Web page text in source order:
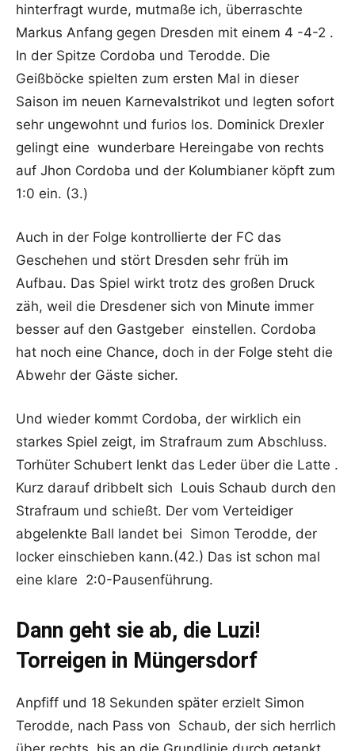
hinterfragt wurde, mutmaße ich, überraschte
Markus Anfang gegen Dresden mit einem 4 -4-2 .
In der Spitze Cordoba und Terodde. Die
Geißböcke spielten zum ersten Mal in dieser
Saison im neuen Karnevalstrikot und legten sofort
sehr ungewohnt und furios los. Dominick Drexler
gelingt eine wunderbare Hereingabe von rechts
auf Jhon Cordoba und der Kolumbianer köpft zum
1:0 ein. (3.)
Auch in der Folge kontrollierte der FC das
Geschehen und stört Dresden sehr früh im
Aufbau. Das Spiel wirkt trotz des großen Druck
zäh, weil die Dresdener sich von Minute immer
besser auf den Gastgeber einstellen. Cordoba
hat noch eine Chance, doch in der Folge steht die
Abwehr der Gäste sicher.
Und wieder kommt Cordoba, der wirklich ein
starkes Spiel zeigt, im Strafraum zum Abschluss.
Torhüter Schubert lenkt das Leder über die Latte .
Kurz darauf dribbelt sich Louis Schaub durch den
Strafraum und schießt. Der vom Verteidiger
abgelenkte Ball landet bei Simon Terodde, der
locker einschieben kann.(42.) Das ist schon mal
eine klare 2:0-Pausenführung.
Dann geht sie ab, die Luzi!
Torreigen in Müngersdorf
Anpfiff und 18 Sekunden später erzielt Simon
Terodde, nach Pass von Schaub, der sich herrlich